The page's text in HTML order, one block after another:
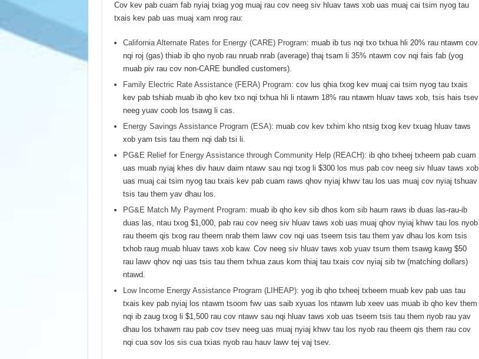
Cov kev pab cuam fab nyiaj txiag yog muaj rau cov neeg siv hluav taws xob uas muaj cai tsim nyog tau
txais kev pab uas muaj xam nrog rau:
California Alternate Rates for Energy (CARE) Program: muab ib tus nqi txo txhua hli 20% rau ntawm cov
nqi roj (gas) thiab ib qho nyob rau nruab nrab (average) thaj tsam li 35% ntawm cov nqi fais fab (yog
muab piv rau cov non-CARE bundled customers).
Family Electric Rate Assistance (FERA) Program: cov lus qhia txog kev muaj cai tsim nyog tau txais
kev pab tshiab muab ib qho kev txo nqi txhua hli li ntawm 18% rau ntawm hluav taws xob, tsis hais tsev
neeg yuav coob los tsawg li cas.
Energy Savings Assistance Program (ESA): muab cov kev txhim kho ntsig txog kev txuag hluav taws
xob yam tsis tau them nqi dab tsi li.
PG&E Relief for Energy Assistance through Community Help (REACH): ib qho txheej txheem pab cuam
uas muab nyiaj khes div hauv daim ntawv sau nqi txog li $300 los mus pab cov neeg siv hluav taws xob
uas muaj cai tsim nyog tau txais kev pab cuam raws qhov nyiaj khwv tau los uas muaj cov nyiaj tshuav
tsis tau them yav dhau los.
PG&E Match My Payment Program: muab ib qho kev sib dhos kom sib haum raws ib duas las-rau-ib
duas las, ntau txog $1,000, pab rau cov neeg siv hluav taws xob uas muaj qhov nyiaj khwv tau los nyob
rau theem qis txog rau theem nrab them lawv cov nqi uas tseem tsis tau them yav dhau los kom tsis
txhob raug muab hluav taws xob kaw. Cov neeg siv hluav taws xob yuav tsum them tsawg kawg $50
rau lawv qhov nqi uas tsis tau them txhua zaus kom thiaj tau txais cov nyiaj sib tw (matching dollars)
ntawd.
Low Income Energy Assistance Program (LIHEAP): yog ib qho txheej txheem muab kev pab uas tau
txais kev pab nyiaj los ntawm tsoom fwv uas saib xyuas los ntawm lub xeev uas muab ib qho kev them
nqi ib zaug txog li $1,500 rau cov ntawv sau nqi hluav taws xob uas tseem tsis tau them nyob rau yav
dhau los txhawm rau pab cov tsev neeg uas muaj nyiaj khwv tau los nyob rau theem qis them rau cov
nqi cua sov los sis cua txias nyob rau hauv lawv tej vaj tsev.